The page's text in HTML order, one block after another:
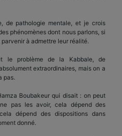
de pathologie mentale, et je crois
phénomènes dont nous parlons, si
parvenir à admettre leur réalité.
le problème de la Kabbale, de
extraordinaires, mais on a
pas.
Boubakeur qui disait : on peut
pas les avoir, cela dépend des
dépend des dispositions dans
donné.